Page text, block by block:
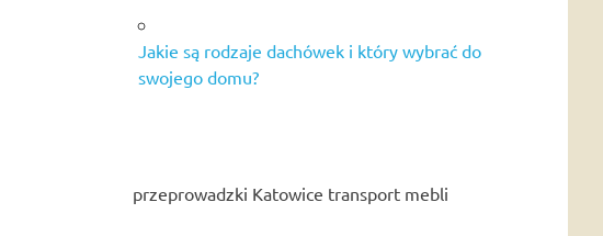
Jakie są rodzaje dachówek i który wybrać do
swojego domu?
przeprowadzki Katowice transport mebli